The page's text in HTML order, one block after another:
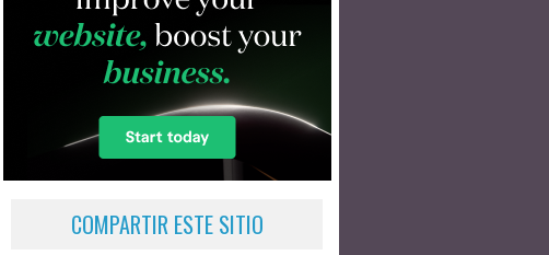
COMPARTIR ESTE SITIO